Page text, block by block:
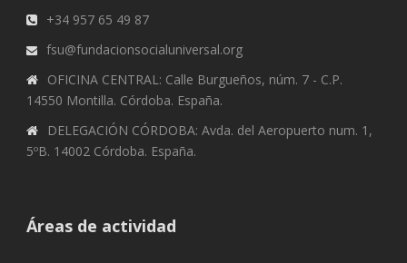
+34 957 65 49 87
fsu@fundacionsocialuniversal.org
OFICINA CENTRAL: Calle Burgueños, núm. 7 - C.P.
14550 Montilla. Córdoba. España.
DELEGACIÓN CÓRDOBA: Avda. del Aeropuerto num. 1,
5ºB. 14002 Córdoba. España.
Áreas de actividad